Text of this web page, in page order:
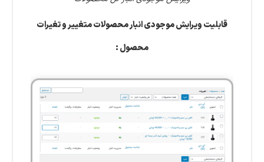
قابلیت ویرایش موجودی انبار محصولات متغییر و تغیرات
محصول :